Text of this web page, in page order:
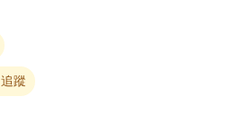
追蹤